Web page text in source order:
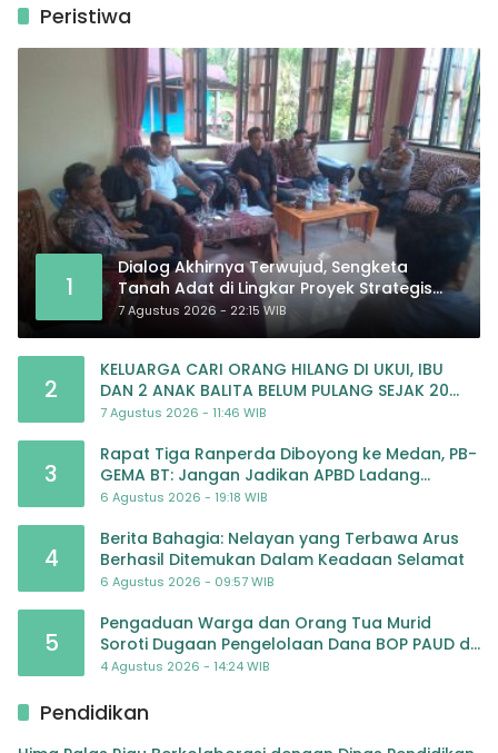
Peristiwa
1
Dialog Akhirnya Terwujud, Sengketa
Tanah Adat di Lingkar Proyek Strategis
Nasional Memasuki Babak Baru
7 Agustus 2026 - 22:15 WIB
2
KELUARGA CARI ORANG HILANG DI UKUI, IBU
DAN 2 ANAK BALITA BELUM PULANG SEJAK 20
JULI 2026
7 Agustus 2026 - 11:46 WIB
3
Rapat Tiga Ranperda Diboyong ke Medan, PB-
GEMA BT: Jangan Jadikan APBD Ladang
Pembiayaan yang Tak Perlu
6 Agustus 2026 - 19:18 WIB
4
Berita Bahagia: Nelayan yang Terbawa Arus
Berhasil Ditemukan Dalam Keadaan Selamat
6 Agustus 2026 - 09:57 WIB
5
Pengaduan Warga dan Orang Tua Murid
Soroti Dugaan Pengelolaan Dana BOP PAUD di
TK Al-Ikhlas Tapanuli Selatan
4 Agustus 2026 - 14:24 WIB
Pendidikan